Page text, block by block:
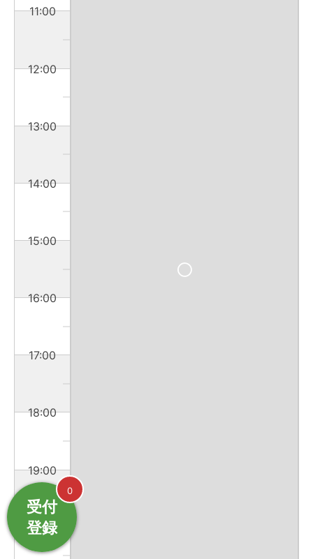
11:00
12:00
13:00
14:00
15:00
16:00
17:00
18:00
19:00
20:00
0
受付
登録